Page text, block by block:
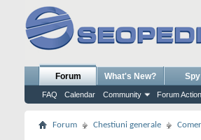
Forum
FAQ Calendar Community Forum
What's New? Spy
Forum Chestiuni generale